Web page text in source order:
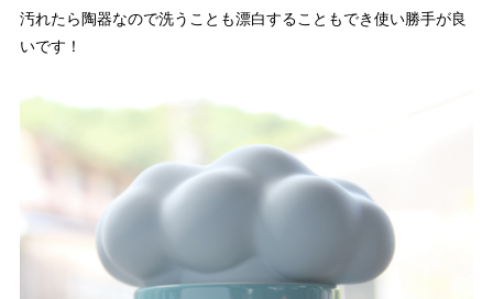
汚れたら陶器なので洗うことも漂白することもでき使い勝手が良
いです！